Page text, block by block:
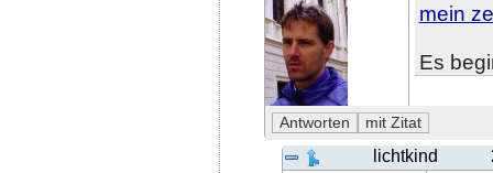
mein
Es
lichtkind